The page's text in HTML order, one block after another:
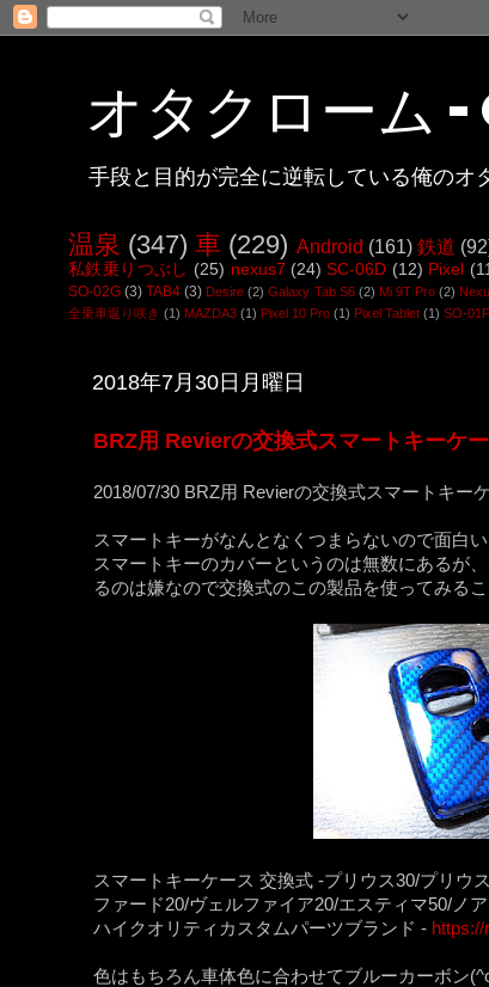
オタクローム
手段と目的が完全に逆転している俺のオ
温泉 (347) 車 (229) Android (161) 鉄道
私鉄乗りつぶし (25) nexus7 (24) SC-06D (12) Pixel
SO-02G (3) TAB4 (3) Desire (2) Galaxy Tab S6 (2) Mi 9T Pro (2)
全乗車返り咲き (1) MAZDA3 (1) Pixel 10 Pro (1) Pixel Tablet (1) SO-01F
2018年7月30日月曜日
BRZ用 Revierの交換式スマートキーケ
2018/07/30 BRZ用 Revierの交換式スマートキー
スマートキーがなんとなくつまらないので面白
スマートキーのカバーというのは無数にあるが
るのは嫌なので交換式のこの製品を使ってみるこ
スマートキーケース 交換式 -プリウス30/プリウ
ファード20/ヴェルファイア20/エスティマ50/ノ
ハイクオリティカスタムパーツブランド -
色はもちろん車体色に合わせてブルーカーボン